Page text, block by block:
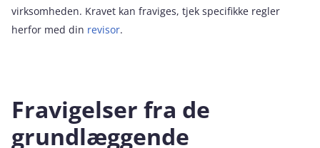
virksomheden. Kravet kan fraviges, tjek specifikke regler
herfor med din revisor.
Fravigelser fra de
grundlæggende